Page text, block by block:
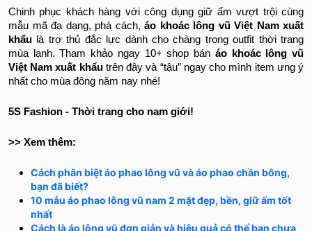
Chinh phục khách hàng với công dụng giữ ấm vượt trội cùng
mẫu mã đa dạng, phá cách, áo khoác lông vũ Việt Nam xuất
khẩu là trợ thủ đắc lực dành cho chàng trong outfit thời trang
mùa lạnh. Tham khảo ngay 10+ shop bán áo khoác lông vũ
Việt Nam xuất khẩutrên đây và “tậu” ngay cho mình item ưng ý
nhất cho mùa đông năm nay nhé!
5S Fashion - Thời trang cho nam giới!
>> Xem thêm:
Cách phân biệt áo phao lông vũ và áo phao chần bông,
bạn đã biết?
10 mẫu áo phao lông vũ nam 2 mặt đẹp, bền, giữ ấm tốt
nhất
Cách là áo lông vũ đơn giản và hiệu quả có thể bạn chưa